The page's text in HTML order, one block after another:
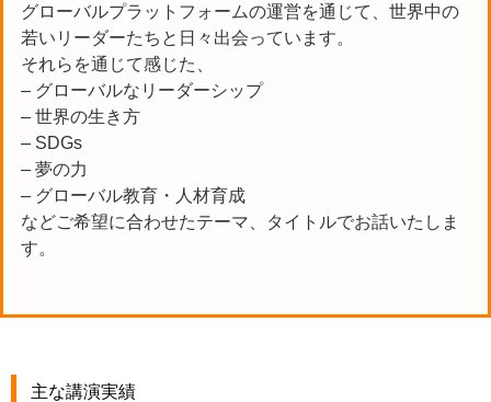
グローバルプラットフォームの運営を通じて、世界中の
若いリーダーたちと日々出会っています。
それらを通じて感じた、
– グローバルなリーダーシップ
– 世界の生き方
– SDGs
– 夢の力
– グローバル教育・人材育成
などご希望に合わせたテーマ、タイトルでお話いたしま
す。
主な講演実績